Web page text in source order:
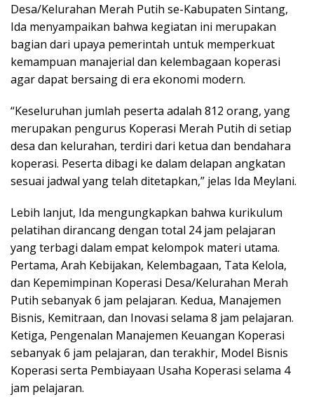
Desa/Kelurahan Merah Putih se-Kabupaten Sintang,
Ida menyampaikan bahwa kegiatan ini merupakan
bagian dari upaya pemerintah untuk memperkuat
kemampuan manajerial dan kelembagaan koperasi
agar dapat bersaing di era ekonomi modern.
“Keseluruhan jumlah peserta adalah 812 orang, yang
merupakan pengurus Koperasi Merah Putih di setiap
desa dan kelurahan, terdiri dari ketua dan bendahara
koperasi. Peserta dibagi ke dalam delapan angkatan
sesuai jadwal yang telah ditetapkan,” jelas Ida Meylani.
Lebih lanjut, Ida mengungkapkan bahwa kurikulum
pelatihan dirancang dengan total 24 jam pelajaran
yang terbagi dalam empat kelompok materi utama.
Pertama, Arah Kebijakan, Kelembagaan, Tata Kelola,
dan Kepemimpinan Koperasi Desa/Kelurahan Merah
Putih sebanyak 6 jam pelajaran. Kedua, Manajemen
Bisnis, Kemitraan, dan Inovasi selama 8 jam pelajaran.
Ketiga, Pengenalan Manajemen Keuangan Koperasi
sebanyak 6 jam pelajaran, dan terakhir, Model Bisnis
Koperasi serta Pembiayaan Usaha Koperasi selama 4
jam pelajaran.